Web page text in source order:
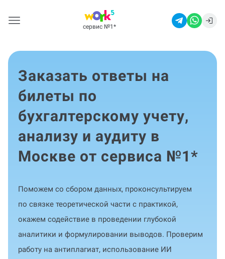
сервис №1 *
Заказать ответы на
билеты по
бухгалтерскому учету,
анализу и аудиту в
Москве от сервиса №1*
Поможем со сбором данных, проконсультируем
по связке теоретической части с практикой,
окажем содействие в проведении глубокой
аналитики и формулировании выводов. Проверим
работу на антиплагиат, использование ИИ